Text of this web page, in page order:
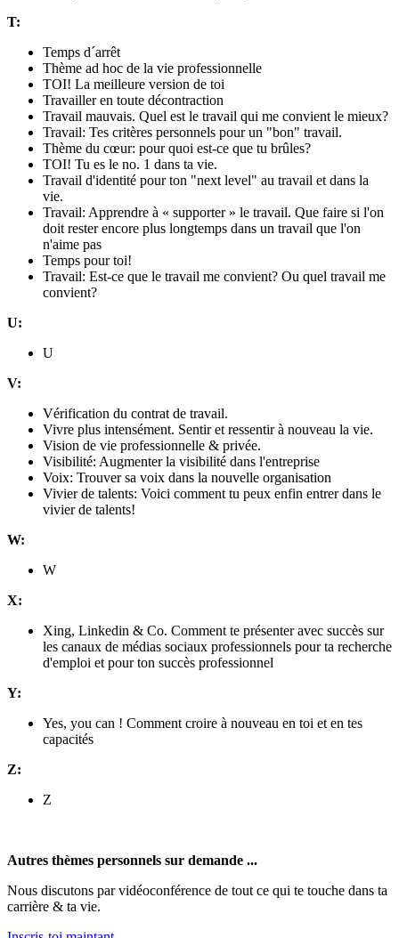
T:
Temps d´arrêt
Thème ad hoc de la vie professionnelle
TOI! La meilleure version de toi
Travailler en toute décontraction
Travail mauvais. Quel est le travail qui me convient le mieux?
Travail: Tes critères personnels pour un "bon" travail.
Thème du cœur: pour quoi est-ce que tu brûles?
TOI! Tu es le no. 1 dans ta vie.
Travail d'identité pour ton "next level" au travail et dans la
vie.
Travail: Apprendre à « supporter » le travail. Que faire si l'on
doit rester encore plus longtemps dans un travail que l'on
n'aime pas
Temps pour toi!
Travail: Est-ce que le travail me convient? Ou quel travail me
convient?
U:
U
V:
Vérification du contrat de travail.
Vivre plus intensément. Sentir et ressentir à nouveau la vie.
Vision de vie professionnelle & privée.
Visibilité: Augmenter la visibilité dans l'entreprise
Voix: Trouver sa voix dans la nouvelle organisation
Vivier de talents: Voici comment tu peux enfin entrer dans le
vivier de talents!
W:
W
X:
Xing, Linkedin & Co. Comment te présenter avec succès sur
les canaux de médias sociaux professionnels pour ta recherche
d'emploi et pour ton succès professionnel
Y:
Yes, you can ! Comment croire à nouveau en toi et en tes
capacités
Z:
Z
Autres thèmes personnels sur demande ...
Nous discutons par vidéoconférence de tout ce qui te touche dans ta
carrière & ta vie.